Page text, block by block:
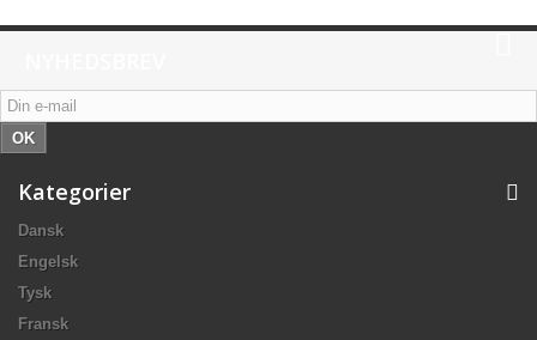
OK
Kategorier
Dansk
Engelsk
Tysk
Fransk